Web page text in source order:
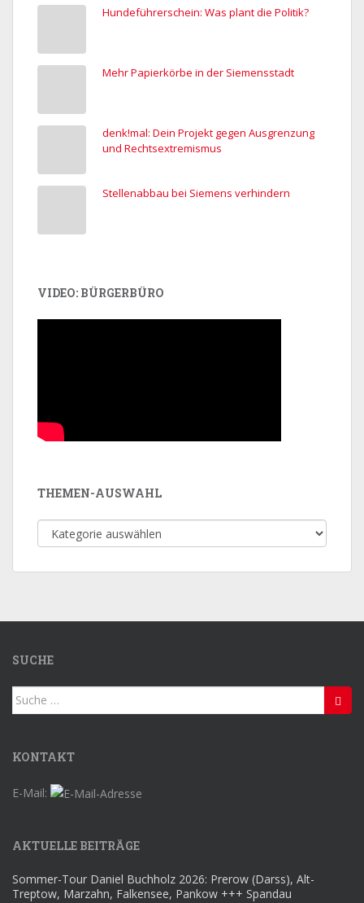
Hundeführerschein: Was plant die Politik?
Mehr Papierkörbe in der Siemensstadt
denk!mal: Dein Projekt gegen Ausgrenzung
und Rechtsextremismus
Stellenabbau bei Siemens verhindern
VIDEO: BÜRGERBÜRO
THEMEN-AUSWAHL
Themen-
Auswahl
SUCHE
Suche
nach:
KONTAKT
E-Mail:
AKTUELLE BEITRÄGE
Sommer-Tour Daniel Buchholz 2026: Prerow (Darss), Alt-
Treptow, Marzahn, Falkensee, Pankow +++ Spandau